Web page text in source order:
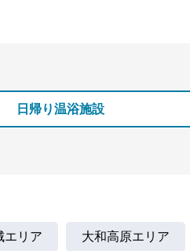
日帰り温浴施設
エリア 大和高原エリア